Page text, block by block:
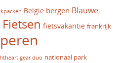
Belgie bergen Blauwe
Fietsen fietsvakantie frankrijk
gear duo nationaal park